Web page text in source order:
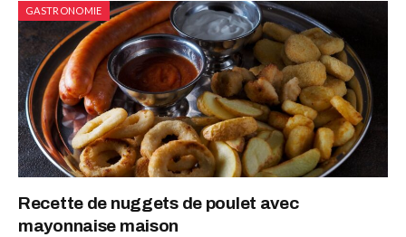
GASTRONOMIE
Recette de nuggets de poulet avec
mayonnaise maison